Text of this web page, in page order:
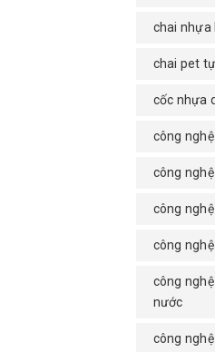
chai nhựa
chai pet
cốc nhựa
công
công
công
công
công
nước
công